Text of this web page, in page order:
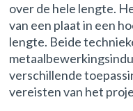
over de hele lengte.
van een plaat in een
lengte. Beide
verschillende
vereisten van het